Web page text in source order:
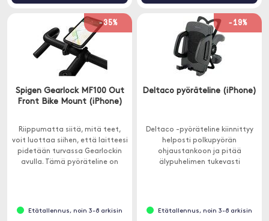
-35%
Spigen Gearlock MF100 Out
Front Bike Mount (iPhone)
Riippumatta siitä, mitä teet,
voit luottaa siihen, että laitteesi
pidetään turvassa Gearlockin
avulla. Tämä pyöräteline on
Etätallennus, noin 3-8 arkisin
-19%
Deltaco pyöräteline (iPhone)
Deltaco -pyöräteline kiinnittyy
helposti polkupyörän
ohjaustankoon ja pitää
älypuhelimen tukevasti
Etätallennus, noin 3-8 arkisin